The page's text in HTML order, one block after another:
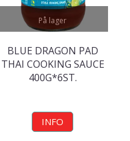
På lager
BLUE DRAGON PAD
THAI COOKING SAUCE
400G*6ST.
INFO